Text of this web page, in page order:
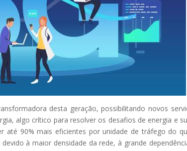
desta geração, possibilitando novos
algo crítico para resolver os desafios de energia e
até 90% mais eficientes por unidade de tráfego do
à maior densidade da rede, à grande